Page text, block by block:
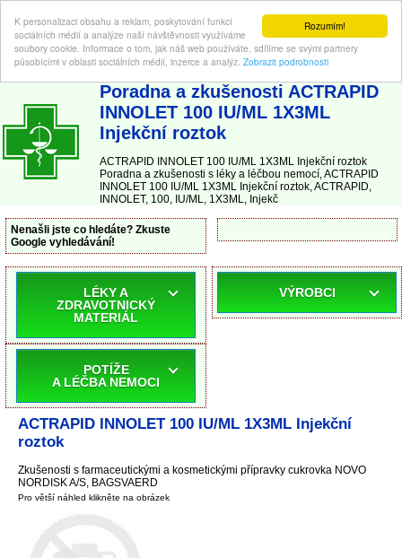
Rozumím!
K personalizaci obsahu a reklam, poskytování funkcí
sociálních médií a analýze naší návštěvnosti využíváme
soubory cookie. Informace o tom, jak náš web používáte, sdílíme se svými partnery
působícími v oblasti sociálních médií, inzerce a analýz. Zobrazit podrobnosti
ABC-LEKARNA.cz | Poradna a zkušenosti s léky a léčbou nemocí
Poradna a zkušenosti ACTRAPID
INNOLET 100 IU/ML 1X3ML
Injekční roztok
ACTRAPID INNOLET 100 IU/ML 1X3ML Injekční roztok
Poradna a zkušenosti s léky a léčbou nemocí, ACTRAPID
INNOLET 100 IU/ML 1X3ML Injekční roztok, ACTRAPID,
INNOLET, 100, IU/ML, 1X3ML, Injekč
Nenašli jste co hledáte? Zkuste
Google vyhledávání!
LÉKY A
ZDRAVOTNICKÝ
MATERIÁL
POTÍŽE
A LÉČBA NEMOCI
VÝROBCI
ACTRAPID INNOLET 100 IU/ML 1X3ML Injekční
roztok
Zkušenosti s farmaceutickými a kosmetickými přípravky cukrovka NOVO
NORDISK A/S, BAGSVAERD
Pro větší náhled klikněte na obrázek